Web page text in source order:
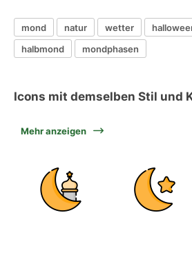
mond natur wetter
halbmond
mondphasen
Icons mit demselben Stil und
Mehr anzeigen